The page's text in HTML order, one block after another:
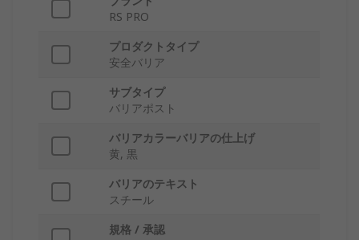
RS PRO
プロダクトタイプ
安全バリア
サブタイプ
バリアポスト
バリアカラーバリアの仕上げ
黄, 黒
バリアのテキスト
スチール
規格 / 承認